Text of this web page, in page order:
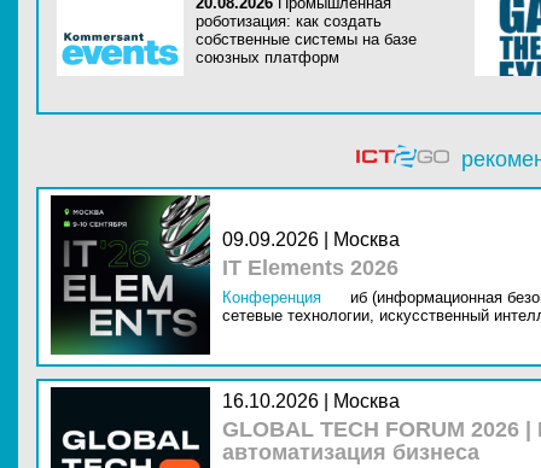
роботизация: как создать
собственные системы на базе
союзных платформ
09.09.2026 | Москва
IT Elements 2026
Конференция
иб (информационная
сетевые технологии, искусственный
16.10.2026 | Москва
GLOBAL TECH FORUM
автоматизация бизнеса